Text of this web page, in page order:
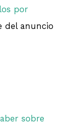
por
del anuncio
sobre